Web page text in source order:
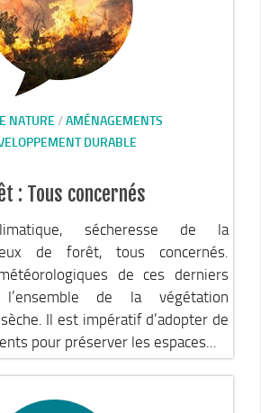
Services en Matheysine
– Plaquette & Carte
culturels sur le territoire
lecture
et Culturelle en Matheysine
FESTINS 2025-2027
des On 2023-2025
NATURE/AMÉNAGEMENTS
DURABLE
: Tous concernés
sécheresse de la
de forêt, tous concernés.
de ces derniers
de la végétation
Il est impératif d’adopter de
pour préserver les espaces...